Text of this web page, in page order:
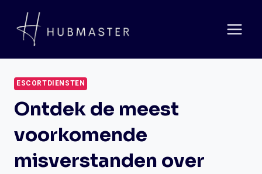
naar
inhoud
ESCORTDIENSTEN
Ontdek de meest
voorkomende
misverstanden over